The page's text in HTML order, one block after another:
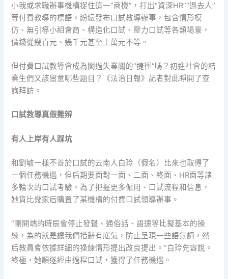
小我或求職辦事機構捉住這一“商機”，打出“資深HR”“過去人”
等付費教導的標語，紛紜發布口試教導辦事，包含情形模
仿、無引導小組會商、構造化口試、壓力口試等各類場景，
價錢從幾百元、幾千元甚至上萬元不等。
但付費口試教導會成為闖過失業關的“捷徑”嗎？初進社會的結
業生們又該留意哪些題目？《法治日報》記者對此睜開了查
詢拜訪。
口試教導真假難辨
有人上岸有人踩坑
和劉敏一樣不善於口試的云南人白玲（假名）比來也取得了
一個任務機遇，但后期要面對一面、二面、終面、HR面等諸
多輪次的口試考驗。為了把握更多僱用、口試流程和信息，
她貨比幾家后購置了某機構的付費口試領導辦事。
“剛開端的時辰會停止發聲、通俗話、語速等比擬基本的操
練，為的就是讓我們措辭有底氣，防止呈現一些語氣詞，然
后教員會依據詳細的操練情形提出改良提出。”白玲先容說。
終極，她順遂經由過程口試，獲得了任務機遇。